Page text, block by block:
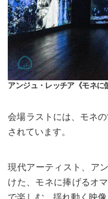
アンジュ・レッチア《モネに
会場ラストには、モネ
されています。
現代アーティスト、ア
けた、モネに捧げるオ
で楽しむ、揺れ動く映